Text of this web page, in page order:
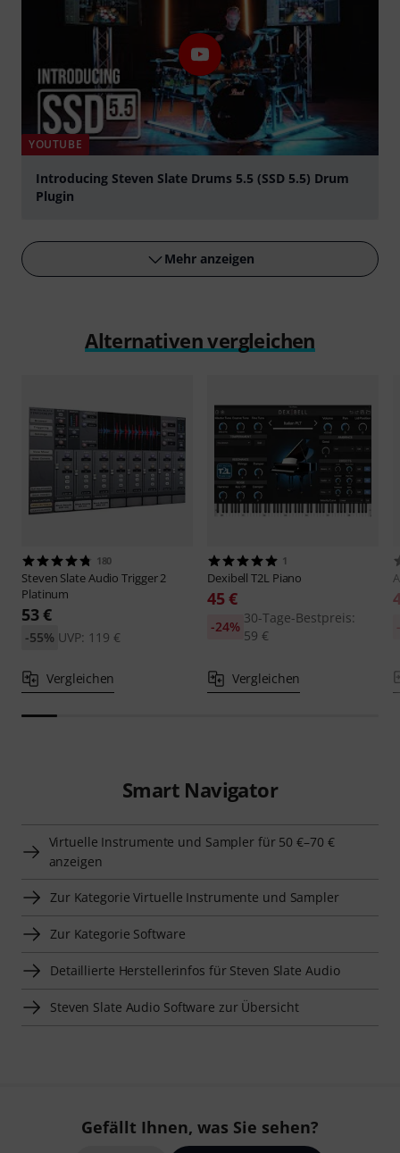
YOUTUBE
Introducing Steven Slate Drums 5.5 (SSD 5.5) Drum
Plugin
Mehr anzeigen
Alternativen vergleichen
180
Steven Slate AudioTrigger 2
Platinum
53 €
UVP: 119 €
-55%
Vergleichen
1
DexibellT2L Piano
45 €
30-Tage-Bestpreis:
59 €
-24%
Vergleichen
Smart Navigator
Virtuelle Instrumente und Sampler für 50 €–70 €
anzeigen
Zur Kategorie Virtuelle Instrumente und Sampler
Zur Kategorie Software
Detaillierte Herstellerinfos für Steven Slate Audio
Steven Slate Audio Software zur Übersicht
Gefällt Ihnen, was Sie sehen?